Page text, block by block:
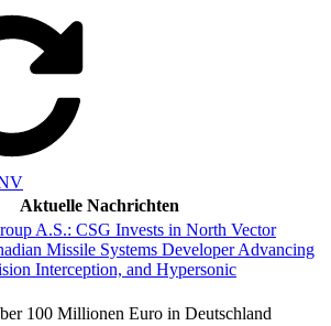
Aktuelle Nachrichten
A.S.: CSG Invests in North Vector
Missile Systems Developer Advancing
Interception, and Hypersonic
100 Millionen Euro in Deutschland